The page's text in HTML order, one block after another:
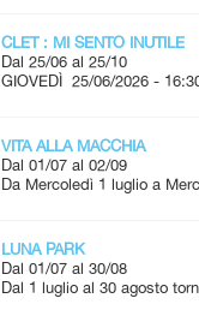
CLET : MI SENTO INUTILE
Dal 25/06 al 25/10
GIOVEDÌ 25/06/2026 -
VITA ALLA MACCHIA
Dal 01/07 al 02/09
Da Mercoledì 1 luglio a
LUNA PARK
Dal 01/07 al 30/08
Dal 1 luglio al 30 agosto